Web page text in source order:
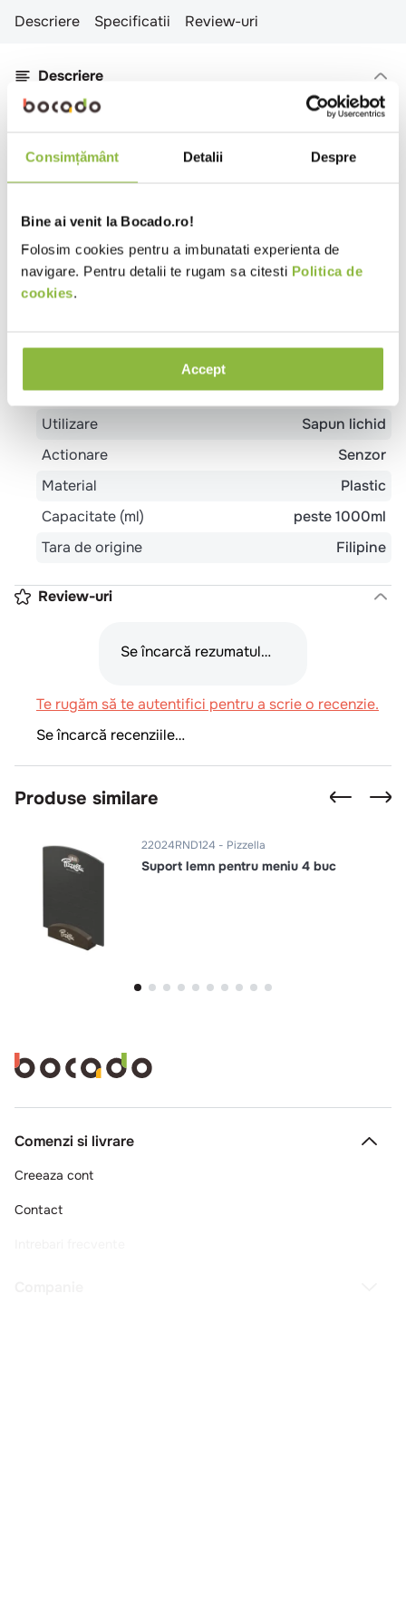
Consimțământ Detalii Despre
Bine ai venit la Bocado.ro!
Folosim cookies pentru a imbunatati experienta de
navigare. Pentru detalii te rugam sa citesti Politica de
cookies.
Accept
Descriere Specificatii Review-uri
Descriere
Dozator de mare capacitate 1000ml si 1250ml -
Schimbarea rezervelor este extrem de facila.
Sistem electronic inteligent si fiabil.
dintr-un singur set de baterii.
Blocabil pentru securitate maxima.
Fereastra mare, transparenta pentru a asigura o
intretinere usoara.
Specificatii
Culoare
Alb
Utilizare
Sapun lichid
Actionare
Senzor
Material
Plastic
Capacitate (ml)
peste 1000ml
Tara de origine
Filipine
Review-uri
Se încarcă rezumatul…
Te rugăm să te autentifici pentru a scrie o recenzie.
Se încarcă recenziile…
Produse similare
22024RND124 Pizzella
Suport lemn pentru meniu 4 buc
Comenzi si livrare
Creeaza cont
Contact